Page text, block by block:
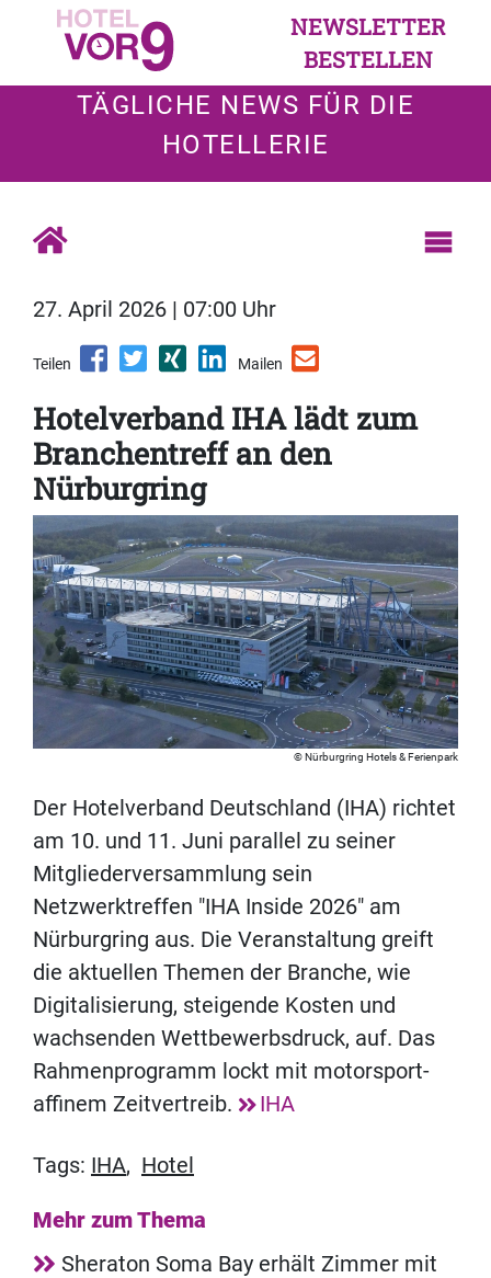
NEWSLETTER
BESTELLEN
TÄGLICHE NEWS FÜR DIE
HOTELLERIE
27. April 2026 | 07:00 Uhr
Teilen Mailen
Hotelverband IHA lädt zum
Branchentreff an den
Nürburgring
Nürburgring Hotels & Ferienpark
Der Hotelverband Deutschland (IHA) richtet
am 10. und 11. Juni parallel zu seiner
Mitgliederversammlung sein
Netzwerktreffen "IHA Inside 2026" am
Nürburgring aus. Die Veranstaltung greift
die aktuellen Themen der Branche, wie
Digitalisierung, steigende Kosten und
wachsenden Wettbewerbsdruck, auf. Das
Rahmenprogramm lockt mit motorsport-
affinem Zeitvertreib.
IHA
Tags: IHA, Hotel
Mehr zum Thema
Sheraton Soma Bay erhält Zimmer mit